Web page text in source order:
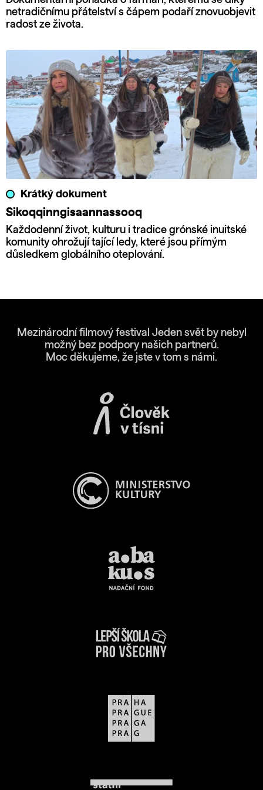
netradičnímu přátelství s čápem podaří znovuobjevit
radost ze života.
Krátký dokument
Sikoqqinngisaannassooq
Každodenní život, kulturu i tradice grónské inuitské
komunity ohrožují tající ledy, které jsou přímým
důsledkem globálního oteplování.
Mezinárodní filmový festival Jeden svět by nebyl
možný bez podpory našich partnerů.
Moc děkujeme, že jste v tom s námi.